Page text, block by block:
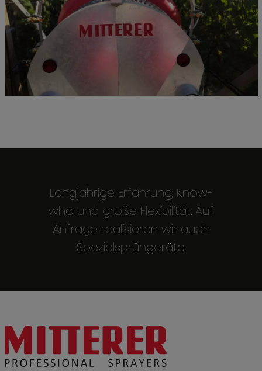
Langjährige Erfahrung, Know-
who und große Flexibilität. Auf
Anfrage realisieren wir auch
Spezialsprühgeräte.